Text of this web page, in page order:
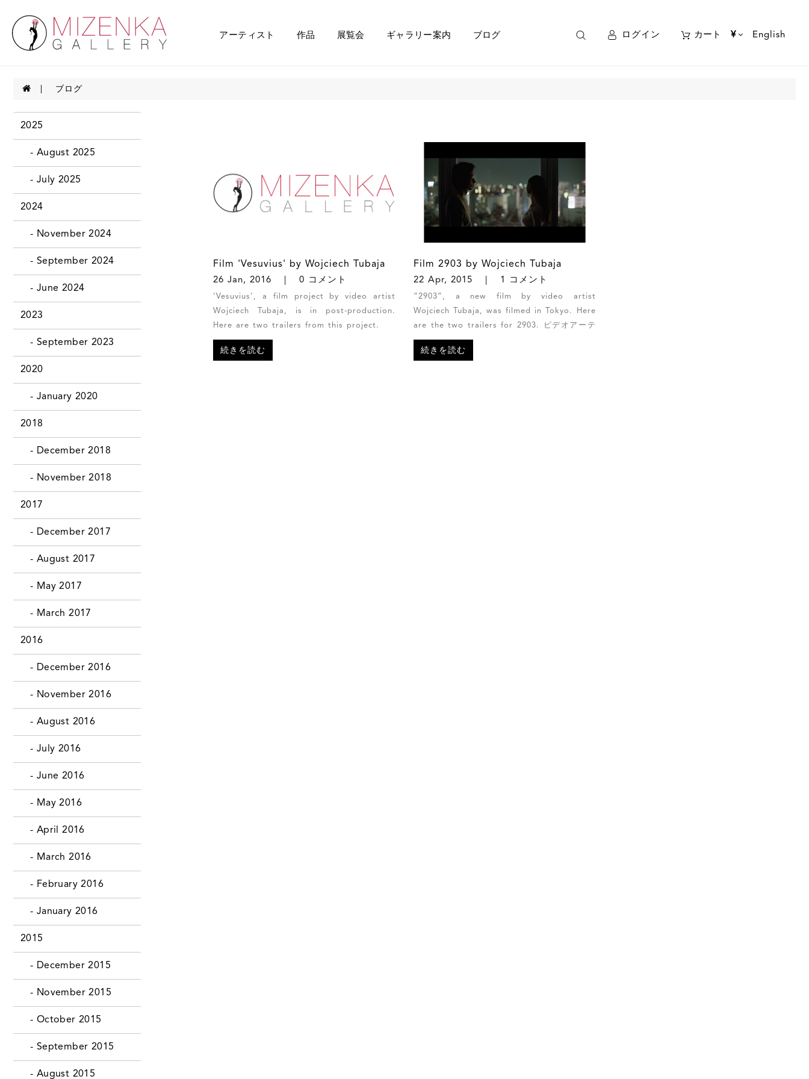
アーティスト 作品 展覧会 ギャラリー案内 ブログ ログイン カート ¥ English
ブログ
2025
- August 2025
- July 2025
2024
- November 2024
- September 2024
- June 2024
2023
- September 2023
2020
- January 2020
2018
- December 2018
- November 2018
2017
- December 2017
- August 2017
- May 2017
- March 2017
2016
- December 2016
- November 2016
- August 2016
- July 2016
- June 2016
- May 2016
- April 2016
- March 2016
- February 2016
- January 2016
2015
- December 2015
- November 2015
- October 2015
- September 2015
- August 2015
Film 'Vesuvius' by Wojciech Tubaja
26 Jan, 2016 0 コメント
‘Vesuvius’, a film project by video artist
Wojciech Tubaja, is in post-production.
Here are two trailers from this project.
続きを読む
Film 2903 by Wojciech Tubaja
22 Apr, 2015 1 コメント
“2903”, a new film by video artist
Wojciech Tubaja, was filmed in Tokyo. Here
are the two trailers for 2903. ビデオアーテ
ィスト、ヴォイチェフ•ツバージャの新作
「2903」が東京で撮影されました。以下２つの
続きを読む